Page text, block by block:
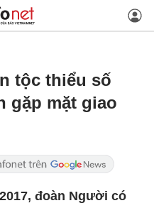
tộc thiểu số
gặp mặt giao
đoàn Người có